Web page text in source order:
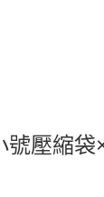
壓縮袋